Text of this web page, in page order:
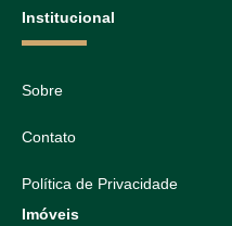
Institucional
Sobre
Contato
Política de Privacidade
Imóveis